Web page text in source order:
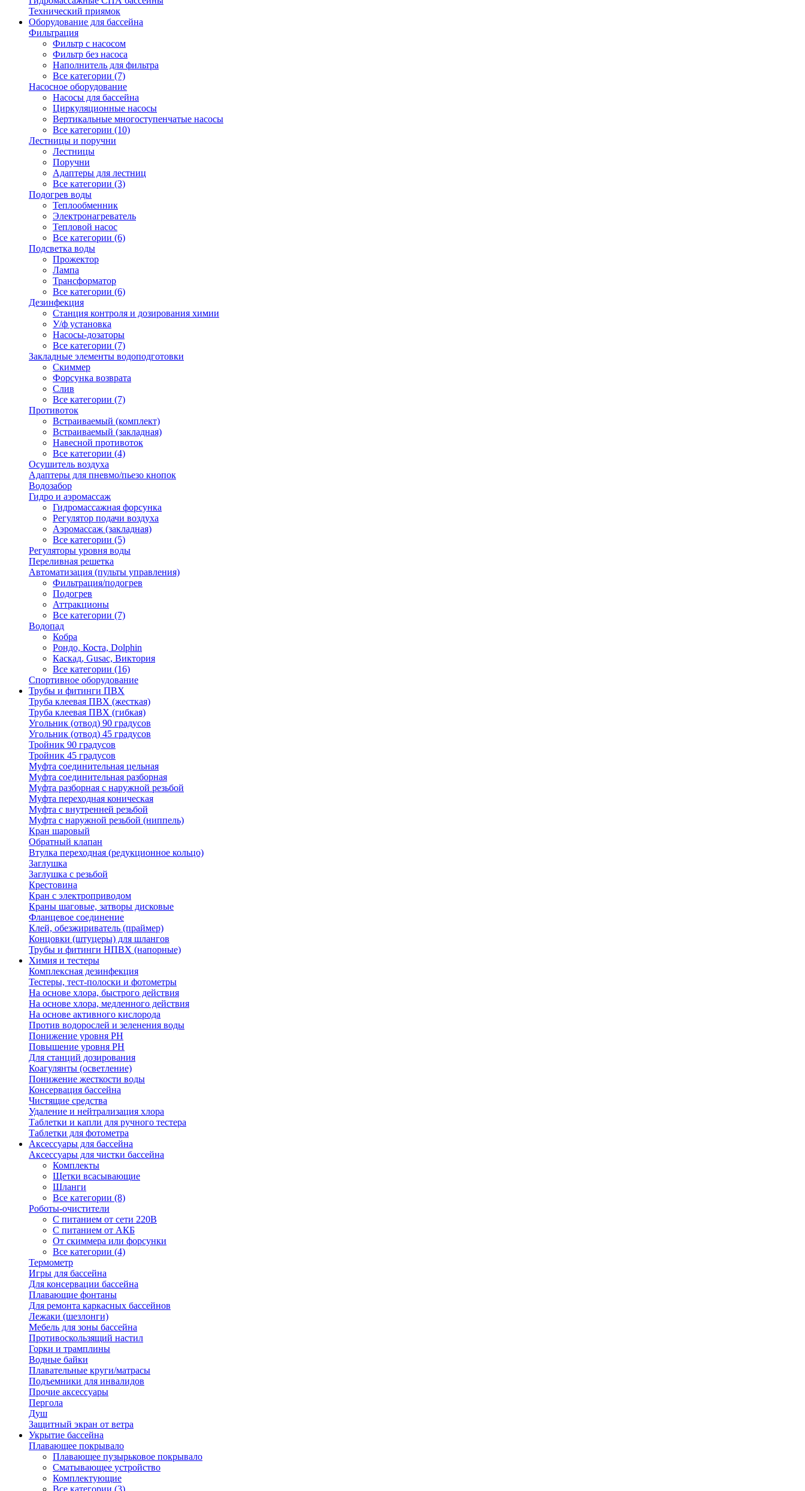
Технический приямок
Оборудование для бассейна
Фильтрация
Фильтр с насосом
Фильтр без насоса
Наполнитель для фильтра
Все категории (7)
Насосное оборудование
Насосы для бассейна
Циркуляционные насосы
Вертикальные многоступенчатые насосы
Все категории (10)
Лестницы и поручни
Лестницы
Поручни
Адаптеры для лестниц
Все категории (3)
Подогрев воды
Теплообменник
Электронагреватель
Тепловой насос
Все категории (6)
Подсветка воды
Прожектор
Лампа
Трансформатор
Все категории (6)
Дезинфекция
Станция контроля и дозирования химии
У/ф установка
Насосы-дозаторы
Все категории (7)
Закладные элементы водоподготовки
Скиммер
Форсунка возврата
Слив
Все категории (7)
Противоток
Встраиваемый (комплект)
Встраиваемый (закладная)
Навесной противоток
Все категории (4)
Осушитель воздуха
Адаптеры для пневмо/пьезо кнопок
Водозабор
Гидро и аэромассаж
Гидромассажная форсунка
Регулятор подачи воздуха
Аэромассаж (закладная)
Все категории (5)
Регуляторы уровня воды
Переливная решетка
Автоматизация (пульты управления)
Фильтрация/подогрев
Подогрев
Аттракционы
Все категории (7)
Водопад
Кобра
Рондо, Коста, Dolphin
Каскад, Gusac, Виктория
Все категории (16)
Спортивное оборудование
Трубы и фитинги ПВХ
Труба клеевая ПВХ (жесткая)
Труба клеевая ПВХ (гибкая)
Угольник (отвод) 90 градусов
Угольник (отвод) 45 градусов
Тройник 90 градусов
Тройник 45 градусов
Муфта соединительная цельная
Муфта соединительная разборная
Муфта разборная с наружной резьбой
Муфта переходная коническая
Муфта с внутренней резьбой
Муфта с наружной резьбой (ниппель)
Кран шаровый
Обратный клапан
Втулка переходная (редукционное кольцо)
Заглушка
Заглушка с резьбой
Крестовина
Кран с электроприводом
Краны шаговые, затворы дисковые
Фланцевое соединение
Клей, обезжириватель (праймер)
Концовки (штуцеры) для шлангов
Трубы и фитинги НПВХ (напорные)
Химия и тестеры
Комплексная дезинфекция
Тестеры, тест-полоски и фотометры
На основе хлора, быстрого действия
На основе хлора, медленного действия
На основе активного кислорода
Против водорослей и зеленения воды
Понижение уровня РН
Повышение уровня РН
Для станций дозирования
Коагулянты (осветление)
Понижение жесткости воды
Консервация бассейна
Чистящие средства
Удаление и нейтрализация хлора
Таблетки и капли для ручного тестера
Таблетки для фотометра
Аксессуары для бассейна
Аксессуары для чистки бассейна
Комплекты
Щетки всасывающие
Шланги
Все категории (8)
Роботы-очистители
С питанием от сети 220В
С питанием от АКБ
От скиммера или форсунки
Все категории (4)
Термометр
Игры для бассейна
Для консервации бассейна
Плавающие фонтаны
Для ремонта каркасных бассейнов
Лежаки (шезлонги)
Мебель для зоны бассейна
Противоскользящий настил
Горки и трамплины
Водные байки
Плавательные круги/матрасы
Подъемники для инвалидов
Прочие аксессуары
Пергола
Душ
Защитный экран от ветра
Укрытие бассейна
Плавающее покрывало
Плавающее пузырьковое покрывало
Сматывающее устройство
Комплектующие
Все категории (3)